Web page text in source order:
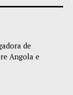
de
Angola e